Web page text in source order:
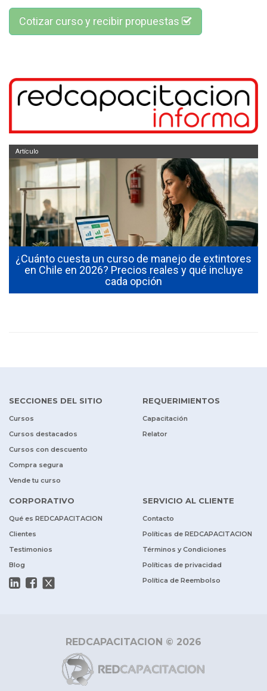
Cotizar curso y recibir propuestas
¿Cuánto cuesta un curso de manejo de extintores
en Chile en 2026? Precios reales y qué incluye
cada opción
Artículo
SECCIONES DEL SITIO
Cursos
Cursos destacados
Cursos con descuento
Compra segura
Vende tu curso
REQUERIMIENTOS
Capacitación
Relator
CORPORATIVO
Qué es REDCAPACITACION
Clientes
Testimonios
Blog
SERVICIO AL CLIENTE
Contacto
Políticas de REDCAPACITACION
Términos y Condiciones
Políticas de privacidad
Política de Reembolso
REDCAPACITACION © 2026